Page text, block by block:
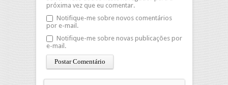
próxima vez que eu comentar.
Notifique-me sobre novos comentários
por e-mail.
Notifique-me sobre novas publicações por
e-mail.